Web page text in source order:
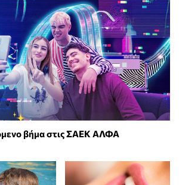
βήμα στις ΣΑΕΚ ΑΛΦΑ